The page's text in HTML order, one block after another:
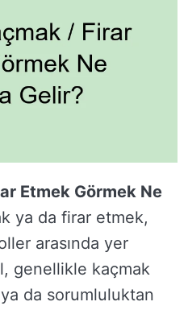
Etmek Görmek Ne
ya da firar etmek,
arasında yer
genellikle kaçmak
da sorumluluktan